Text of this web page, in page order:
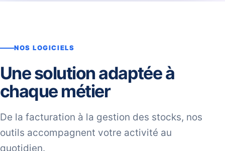
NOS LOGICIELS
Une solution adaptée à
chaque métier
De la facturation à la gestion des stocks, nos
outils accompagnent votre activité au
quotidien.